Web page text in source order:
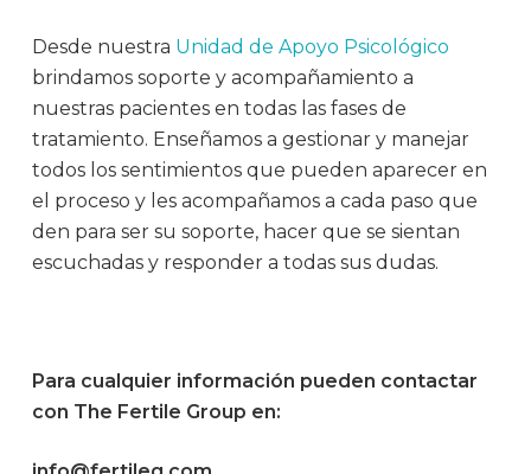
Desde nuestra Unidad de Apoyo Psicológico
brindamos soporte y acompañamiento a
nuestras pacientes en todas las fases de
tratamiento. Enseñamos a gestionar y manejar
todos los sentimientos que pueden aparecer en
el proceso y les acompañamos a cada paso que
den para ser su soporte, hacer que se sientan
escuchadas y responder a todas sus dudas.
Para cualquier información pueden contactar
con The Fertile Group en: